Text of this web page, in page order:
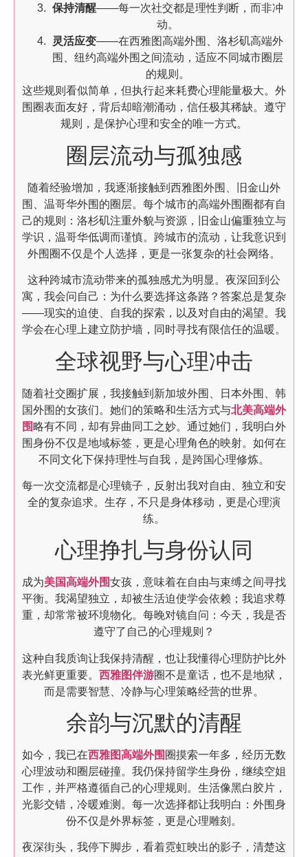
保持清醒——每一次社交都是理性判断，而非冲
动。
灵活应变——在西雅图高端外围、洛杉矶高端外
围、纽约高端外围之间流动，适应不同城市圈层
的规则。
这些规则看似简单，但执行起来耗费心理能量极大。外
围圈表面友好，背后却暗潮涌动，信任极其稀缺。遵守
规则，是保护心理和安全的唯一方式。
圈层流动与孤独感
随着经验增加，我逐渐接触到西雅图外围、旧金山外
围、温哥华外围的圈层。每个城市的高端外围圈都有自
己的规则：洛杉矶注重外貌与资源，旧金山偏重独立与
学识，温哥华低调而谨慎。跨城市的流动，让我意识到
外围圈不仅是个人选择，更是一张复杂的社会网络。
这种跨城市流动带来的孤独感尤为明显。夜深回到公
寓，我会问自己：为什么要选择这条路？答案总是复杂
——现实的迫使、自我的探索，以及对自由的渴望。我
学会在心理上建立防护墙，同时寻找有限信任的温暖。
全球视野与心理冲击
随着社交圈扩展，我接触到新加坡外围、日本外围、韩
国外围的女孩们。她们的策略和生活方式与北美高端外
围略有不同，却有异曲同工之妙。通过她们，我明白外
围身份不仅是地域标签，更是心理角色的映射。如何在
不同文化下保持理性与自我，是跨国心理修炼。
每一次交流都是心理镜子，反射出我对自由、独立和安
全的复杂追求。生存，不只是身体移动，更是心理演
练。
心理挣扎与身份认同
成为美国高端外围女孩，意味着在自由与束缚之间寻找
平衡。我渴望独立，却被生活迫使学会依赖；我追求尊
重，却常常被环境物化。每晚对镜自问：今天，我是否
遵守了自己的心理规则？
这种自我质询让我保持清醒，也让我懂得心理防护比外
表光鲜更重要。 西雅图伴游圈不是童话，也不是地狱，
而是需要智慧、冷静与心理策略经营的世界。
余韵与沉默的清醒
如今，我已在西雅图高端外围 圈摸索一年多，经历无数
心理波动和圈层碰撞。我仍保持留学生身份，继续空姐
工作，并严格遵循自己的心理规则。生活像黑白胶片，
光影交错，冷暖难测。每一次选择都让我明白：外围身
份不仅是外界标签，更是心理雕刻。
夜深街头，我停下脚步，看着霓虹映出的影子，清楚这